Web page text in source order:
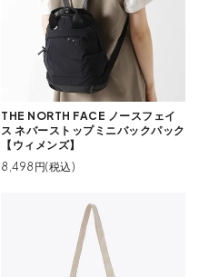
THE NORTH FACE ノースフェイ
ス ネバーストップミニバックパック
【ウィメンズ】
8,498円(税込)